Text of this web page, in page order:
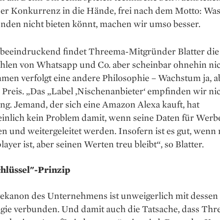
Konkurrenz in die Hände, frei nach dem Motto:
nicht bieten könnt, machen wir umso besser.
findet Threema-Mitgründer Blatter
von Whatsapp und Co. aber scheinbar ohnehin
verfolgt eine andere Philosophie – Wachstum ja,
„Das „Label ,Nischenanbieter‘ empfinden wir
Jemand, der sich eine Amazon Alexa kauft, hat
kein Problem damit, wenn seine Daten für
und weitergeleitet werden. Insofern ist es gut, wenn
ist, aber seinen Werten treu bleibt“, so Blatter.
Prinzip
des Unternehmens ist unweigerlich mit dessen
verbunden. Und damit auch die Tatsache, dass